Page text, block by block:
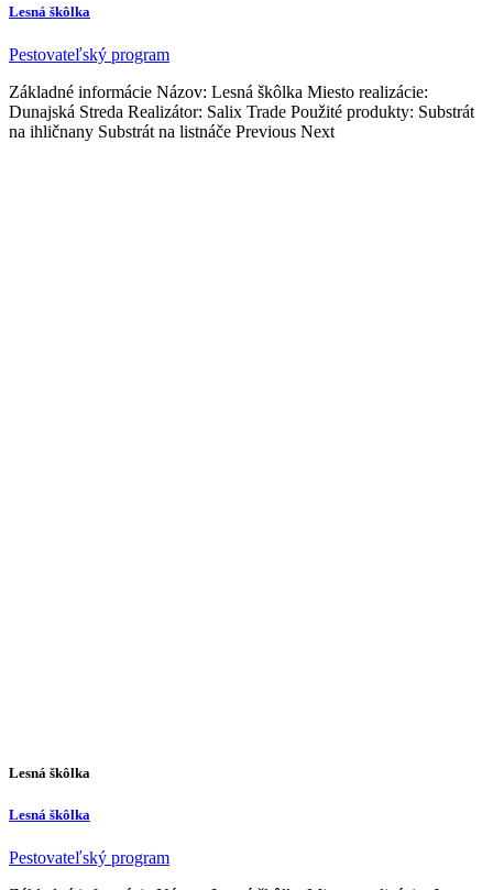
Lesná škôlka
Pestovateľský program
Základné informácie Názov: Lesná škôlka Miesto realizácie:
Dunajská Streda Realizátor: Salix Trade Použité produkty: Substrát
na ihličnany Substrát na listnáče Previous Next
Lesná škôlka
Lesná škôlka
Pestovateľský program